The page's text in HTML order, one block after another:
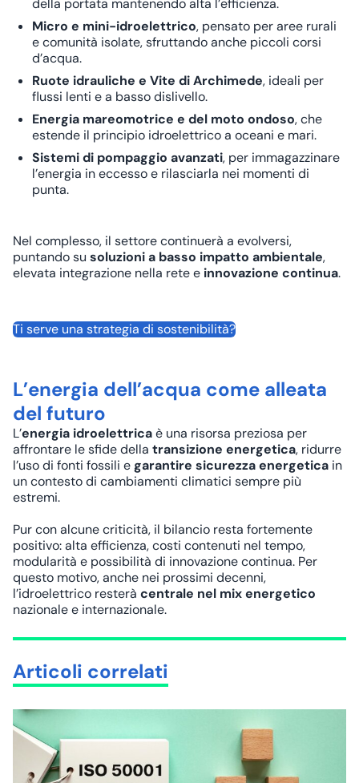
della portata mantenendo alta l’efficienza.
Micro e mini-idroelettrico, pensato per aree rurali
e comunità isolate, sfruttando anche piccoli corsi
d’acqua.
Ruote idrauliche e Vite di Archimede, ideali per
flussi lenti e a basso dislivello.
Energia mareomotrice e del moto ondoso, che
estende il principio idroelettrico a oceani e mari.
Sistemi di pompaggio avanzati, per immagazzinare
l’energia in eccesso e rilasciarla nei momenti di
punta.
Nel complesso, il settore continuerà a evolversi,
puntando su soluzioni a basso impatto ambientale,
elevata integrazione nella rete e innovazione continua.
Ti serve una strategia di sostenibilità?
L’energia dell’acqua come alleata
del futuro
L’energia idroelettricaè una risorsa preziosa per
affrontare le sfide della transizione energetica, ridurre
l’uso di fonti fossili egarantire sicurezza energetica in
un contesto di cambiamenti climatici sempre più
estremi.
Pur con alcune criticità, il bilancio resta fortemente
positivo: alta efficienza, costi contenuti nel tempo,
modularità e possibilità di innovazione continua. Per
questo motivo, anche nei prossimi decenni,
l’idroelettrico resterà centrale nel mix energetico
nazionale e internazionale.
Articoli correlati